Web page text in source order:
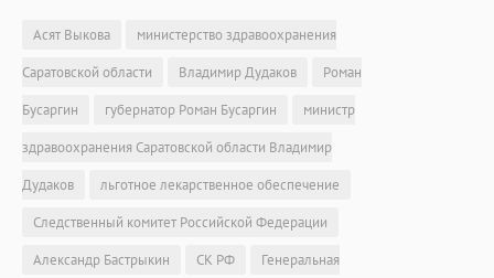
Асят Выкова
министерство здравоохранения
Саратовской области
Владимир Дудаков
Роман
Бусаргин
губернатор Роман Бусаргин
министр
здравоохранения Саратовской области Владимир
Дудаков
льготное лекарственное обеспечение
Следственный комитет Российской Федерации
Александр Бастрыкин
СК РФ
Генеральная